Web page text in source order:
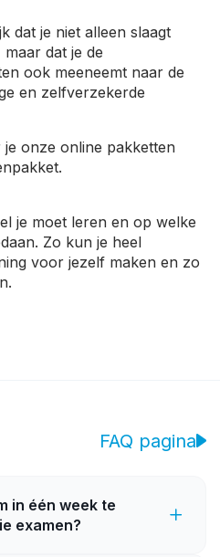
dat je niet alleen slaagt
dat je de
ook meeneemt naar de
en zelfverzekerde
onze online pakketten
je moet leren en op welke
Zo kun je heel
voor jezelf maken en zo
FAQ pagina
in één week te
examen?